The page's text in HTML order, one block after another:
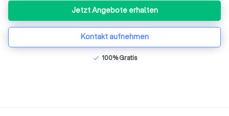
Jetzt Angebote erhalten
Kontakt aufnehmen
check 100% Gratis